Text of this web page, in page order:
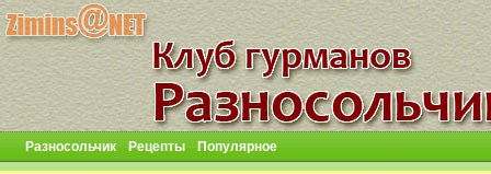
Разносольчик Рецепты Популярное